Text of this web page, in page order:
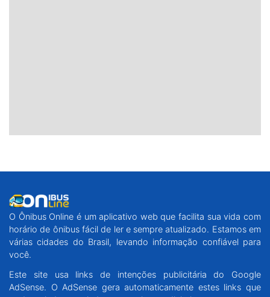
O Ônibus Online é um aplicativo web que facilita sua vida com
horário de ônibus fácil de ler e sempre atualizado. Estamos em
várias cidades do Brasil, levando informação confiável para
você.
Este site usa links de intenções publicitária do Google
AdSense. O AdSense gera automaticamente estes links que